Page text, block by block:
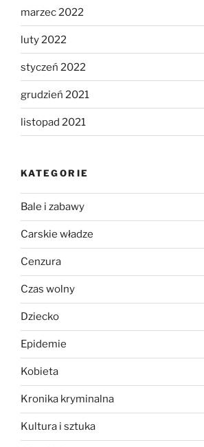
marzec 2022
luty 2022
styczeń 2022
grudzień 2021
listopad 2021
KATEGORIE
Bale i zabawy
Carskie władze
Cenzura
Czas wolny
Dziecko
Epidemie
Kobieta
Kronika kryminalna
Kultura i sztuka